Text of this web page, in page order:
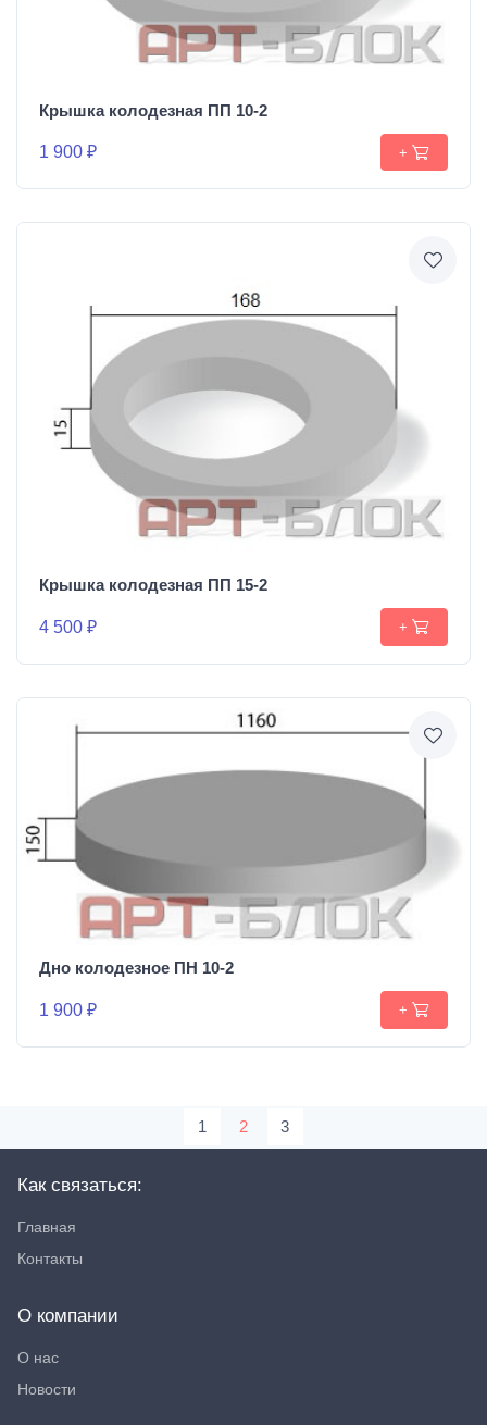
Крышка колодезная ПП 10-2
1 900 ₽ +
Крышка колодезная ПП 15-2
4 500 ₽ +
Дно колодезное ПН 10-2
1 900 ₽ +
1 2 3
Как связаться:
Главная
Контакты
О компании
О нас
Новости